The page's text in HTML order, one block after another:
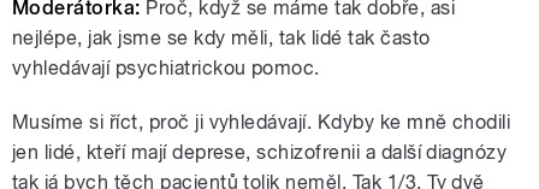
Moderátorka: Proč, když se máme tak dobře, asi
nejlépe, jak jsme se kdy měli, tak lidé tak často
vyhledávají psychiatrickou pomoc.
Musíme si říct, proč ji vyhledávají. Kdyby ke mně chodili
jen lidé, kteří mají deprese, schizofrenii a další diagnózy
tak já bych těch pacientů tolik neměl. Tak 1/3. Ty dvě